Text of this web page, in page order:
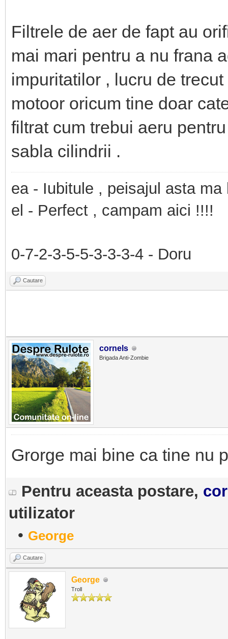
Filtrele de aer de fapt au
mai mari pentru a nu frana
impuritatilor , lucru de
motoor oricum tine doar
filtrat cum trebui aeru
sabla cilindrii .
ea - Iubitule , peisajul asta ma
el - Perfect , campam aici !!!!
0-7-2-3-5-5-3-3-3-4 - Doru
Cautare
cornels
Brigada Anti-Zombie
Grorge mai bine ca tine nu
Pentru aceasta postare,
utilizator
• George
Cautare
George
Troll